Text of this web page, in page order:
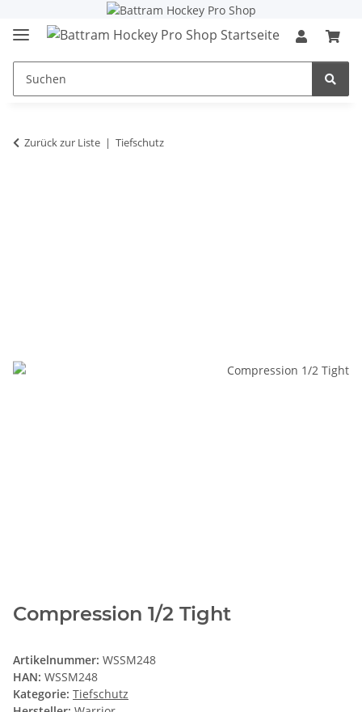
Zurück zur Liste Tiefschutz
Compression 1/2 Tight
Artikelnummer: WSSM248
HAN: WSSM248
Kategorie: Tiefschutz